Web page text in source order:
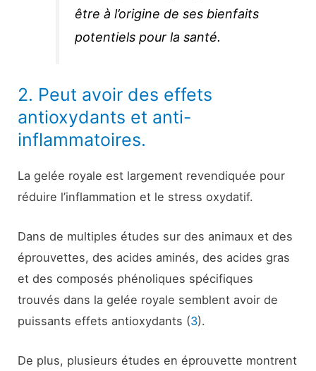
être à l’origine de ses bienfaits
potentiels pour la santé.
2. Peut avoir des effets
antioxydants et anti-
inflammatoires.
La gelée royale est largement revendiquée pour
réduire l’inflammation et le stress oxydatif.
Dans de multiples études sur des animaux et des
éprouvettes, des acides aminés, des acides gras
et des composés phénoliques spécifiques
trouvés dans la gelée royale semblent avoir de
puissants effets antioxydants (3).
De plus, plusieurs études en éprouvette montrent